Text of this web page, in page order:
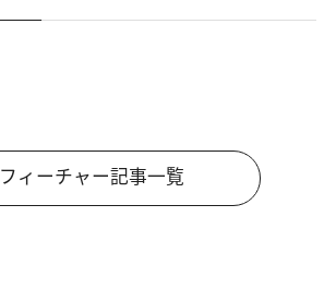
フィーチャー記事一覧